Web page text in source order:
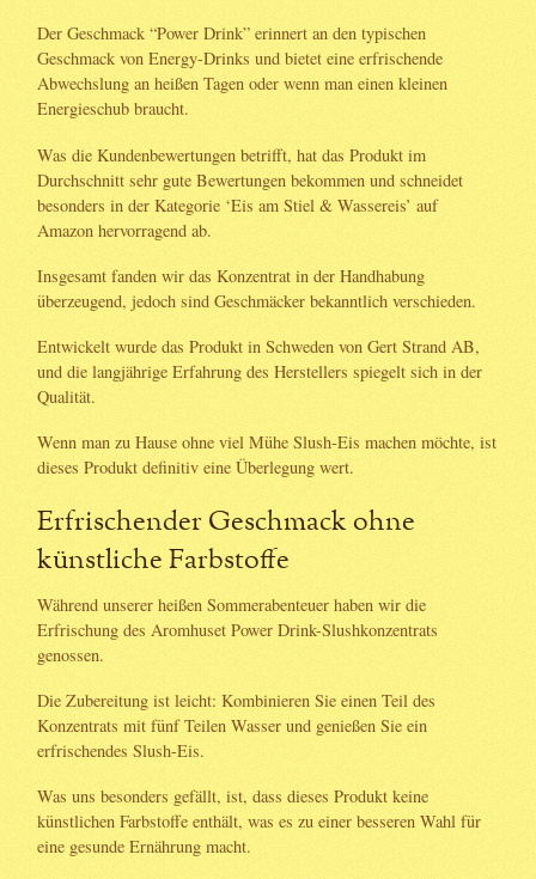
Der Geschmack “Power Drink” erinnert an den typischen
Geschmack von Energy-Drinks und bietet eine erfrischende
Abwechslung an heißen Tagen oder wenn man einen kleinen
Energieschub braucht.
Was die Kundenbewertungen betrifft, hat das Produkt im
Durchschnitt sehr gute Bewertungen bekommen und schneidet
besonders in der Kategorie ‘Eis am Stiel & Wassereis’ auf
Amazon hervorragend ab.
Insgesamt fanden wir das Konzentrat in der Handhabung
überzeugend, jedoch sind Geschmäcker bekanntlich verschieden.
Entwickelt wurde das Produkt in Schweden von Gert Strand AB,
und die langjährige Erfahrung des Herstellers spiegelt sich in der
Qualität.
Wenn man zu Hause ohne viel Mühe Slush-Eis machen möchte, ist
dieses Produkt definitiv eine Überlegung wert.
Erfrischender Geschmack ohne
künstliche Farbstoffe
Während unserer heißen Sommerabenteuer haben wir die
Erfrischung des Aromhuset Power Drink-Slushkonzentrats
genossen.
Die Zubereitung ist leicht: Kombinieren Sie einen Teil des
Konzentrats mit fünf Teilen Wasser und genießen Sie ein
erfrischendes Slush-Eis.
Was uns besonders gefällt, ist, dass dieses Produkt keine
künstlichen Farbstoffe enthält, was es zu einer besseren Wahl für
eine gesunde Ernährung macht.